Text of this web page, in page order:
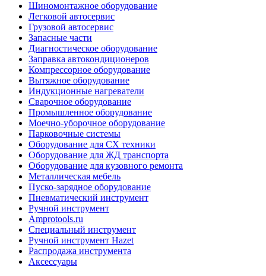
Шиномонтажное оборудование
Легковой автосервис
Грузовой автосервис
Запасные части
Диагностическое оборудование
Заправка автокондиционеров
Компрессорное оборудование
Вытяжное оборудование
Индукционные нагреватели
Сварочное оборудование
Промышленное оборудование
Моечно-уборочное оборудование
Парковочные системы
Оборудование для СХ техники
Оборудование для ЖД транспорта
Оборудование для кузовного ремонта
Металлическая мебель
Пуско-зарядное оборудование
Пневматический инструмент
Ручной инструмент
Amprotools.ru
Специальный инструмент
Ручной инструмент Hazet
Распродажа инструмента
Аксессуары